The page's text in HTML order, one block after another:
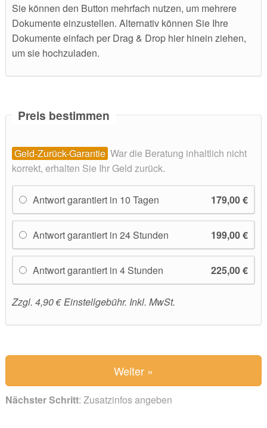
Sie können den Button mehrfach nutzen, um mehrere
Dokumente einzustellen. Alternativ können Sie Ihre
Dokumente einfach per Drag & Drop hier hinein ziehen,
um sie hochzuladen.
Preis bestimmen
Geld-Zurück-GarantieWar die Beratung inhaltlich nicht
korrekt, erhalten Sie Ihr Geld zurück.
Antwort garantiert in 10 Tagen 179,00 €
Antwort garantiert in 24 Stunden 199,00 €
Antwort garantiert in 4 Stunden 225,00 €
Zzgl. 4,90 € Einstellgebühr. Inkl. MwSt.
Nächster Schritt: Zusatzinfos angeben